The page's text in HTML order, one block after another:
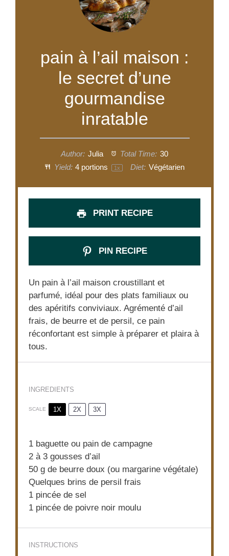
pain à l’ail maison :
le secret d’une
gourmandise
inratable
Author: Julia Total Time: 30
Yield: 4 portions 1x Diet: Végétarien
PRINT RECIPE
PIN RECIPE
Un pain à l’ail maison croustillant et
parfumé, idéal pour des plats familiaux ou
des apéritifs conviviaux. Agrémenté d’ail
frais, de beurre et de persil, ce pain
réconfortant est simple à préparer et plaira à
tous.
INGREDIENTS
SCALE 1X 2X 3X
1 baguette ou pain de campagne
2 à 3 gousses d’ail
50 g de beurre doux (ou margarine végétale)
Quelques brins de persil frais
1 pincée de sel
1 pincée de poivre noir moulu
INSTRUCTIONS